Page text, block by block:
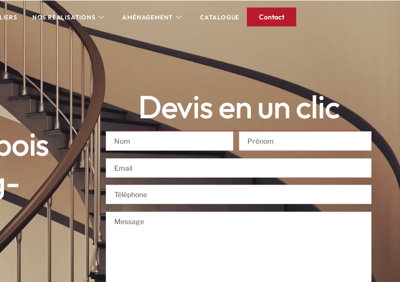
NOS RÉALISATIONS AMÉNAGEMENT CATALOGUE Contact
Devis en un clic